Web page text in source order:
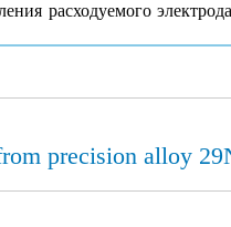
расходуемого
precision alloy